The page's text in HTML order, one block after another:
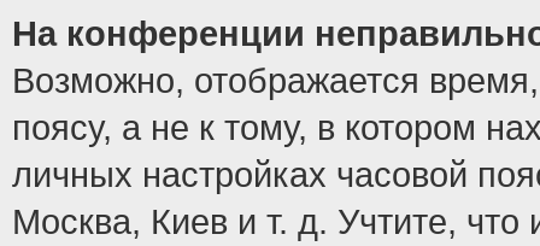
На конференции
Возможно, отображается
поясу, а не к тому, в котором
личных настройках часовой
Москва, Киев и т. д. Учтите, что